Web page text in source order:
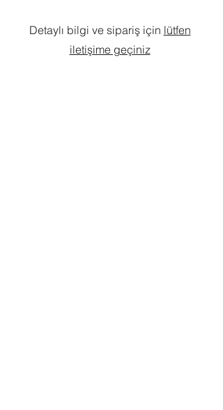
Detaylı bilgi ve sipariş için lütfen
iletişime geçiniz